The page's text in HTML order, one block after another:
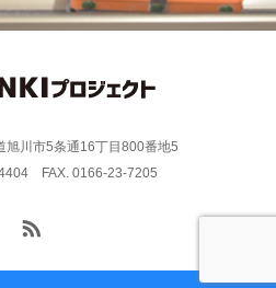
川市5条通16丁目800番地5
FAX. 0166-23-7205